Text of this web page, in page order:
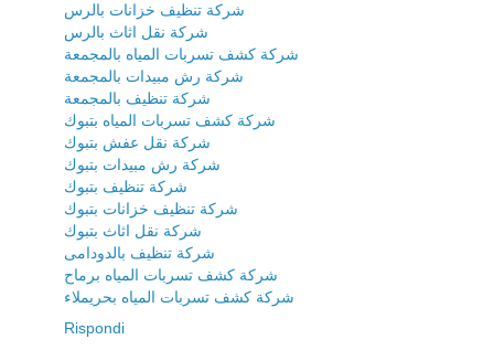
شركة تنظيف خزانات بالرس
شركة نقل اثاث بالرس
شركة كشف تسربات المياه بالمجمعة
شركة رش مبيدات بالمجمعة
شركة تنظيف بالمجمعة
شركة كشف تسربات المياه بتبوك
شركة نقل عفش بتبوك
شركة رش مبيدات بتبوك
شركة تنظيف بتبوك
شركة تنظيف خزانات بتبوك
شركة نقل اثاث بتبوك
شركة تنظيف بالدودامى
شركة كشف تسربات المياه برماح
شركة كشف تسربات المياه بحريملاء
Rispondi